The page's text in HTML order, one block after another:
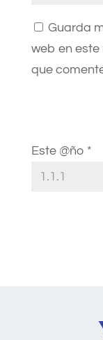
Guarda
web en
que
Este @ño *